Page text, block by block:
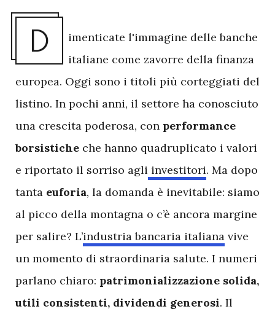
D
imenticate l'immagine delle banche
italiane come zavorre della finanza
europea. Oggi sono i titoli più corteggiati del
listino. In pochi anni, il settore ha conosciuto
una crescita poderosa, con performance
borsistiche che hanno quadruplicato i valori
e riportato il sorriso agli investitori. Ma dopo
tanta euforia, la domanda è inevitabile: siamo
al picco della montagna o c’è ancora margine
per salire? L’industria bancaria italiana vive
un momento di straordinaria salute. I numeri
parlano chiaro: patrimonializzazione solida,
utili consistenti, dividendi generosi. Il